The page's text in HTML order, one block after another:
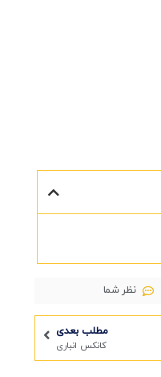
نظر شما
مطلب بعدی
کانکس انباری